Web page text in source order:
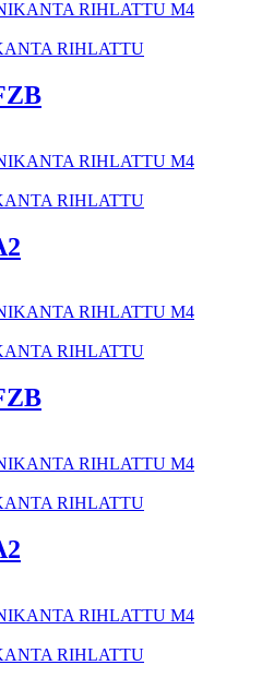
RIHLATTU
RIHLATTU
RIHLATTU
RIHLATTU
RIHLATTU